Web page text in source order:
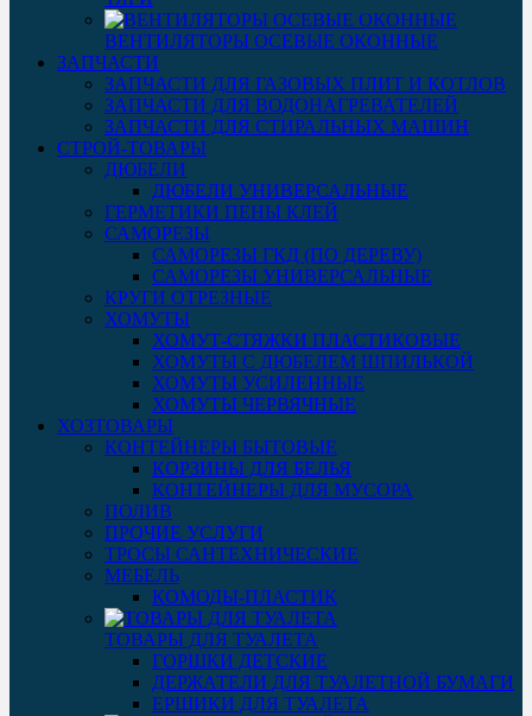
ВЕНТИЛЯТОРЫ ОСЕВЫЕ ОКОННЫЕ
ЗАПЧАСТИ
ЗАПЧАСТИ ДЛЯ ГАЗОВЫХ ПЛИТ И КОТЛОВ
ЗАПЧАСТИ ДЛЯ ВОДОНАГРЕВАТЕЛЕЙ
ЗАПЧАСТИ ДЛЯ СТИРАЛЬНЫХ МАШИН
СТРОЙ-ТОВАРЫ
ДЮБЕЛИ
ДЮБЕЛИ УНИВЕРСАЛЬНЫЕ
ГЕРМЕТИКИ ПЕНЫ КЛЕЙ
САМОРЕЗЫ
САМОРЕЗЫ ГКД (ПО ДЕРЕВУ)
САМОРЕЗЫ УНИВЕРСАЛЬНЫЕ
КРУГИ ОТРЕЗНЫЕ
ХОМУТЫ
ХОМУТ-СТЯЖКИ ПЛАСТИКОВЫЕ
ХОМУТЫ С ДЮБЕЛЕМ ШПИЛЬКОЙ
ХОМУТЫ УСИЛЕННЫЕ
ХОМУТЫ ЧЕРВЯЧНЫЕ
ХОЗТОВАРЫ
КОНТЕЙНЕРЫ БЫТОВЫЕ
КОРЗИНЫ ДЛЯ БЕЛЬЯ
КОНТЕЙНЕРЫ ДЛЯ МУСОРА
ПОЛИВ
ПРОЧИЕ УСЛУГИ
ТРОСЫ САНТЕХНИЧЕСКИЕ
МЕБЕЛЬ
КОМОДЫ-ПЛАСТИК
ТОВАРЫ ДЛЯ ТУАЛЕТА
ГОРШКИ ДЕТСКИЕ
ДЕРЖАТЕЛИ ДЛЯ ТУАЛЕТНОЙ БУМАГИ
ЕРШИКИ ДЛЯ ТУАЛЕТА